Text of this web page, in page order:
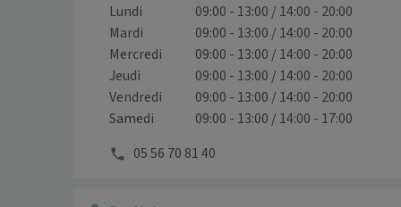
Lundi
09:00 - 13:00 / 14:00 - 20:00
Mardi
09:00 - 13:00 / 14:00 - 20:00
Mercredi
09:00 - 13:00 / 14:00 - 20:00
Jeudi
09:00 - 13:00 / 14:00 - 20:00
Vendredi
09:00 - 13:00 / 14:00 - 20:00
Samedi
09:00 - 13:00 / 14:00 - 17:00
05 56 70 81 40